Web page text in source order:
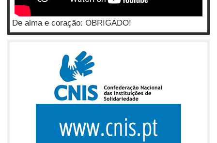
De alma e coração: OBRIGADO!